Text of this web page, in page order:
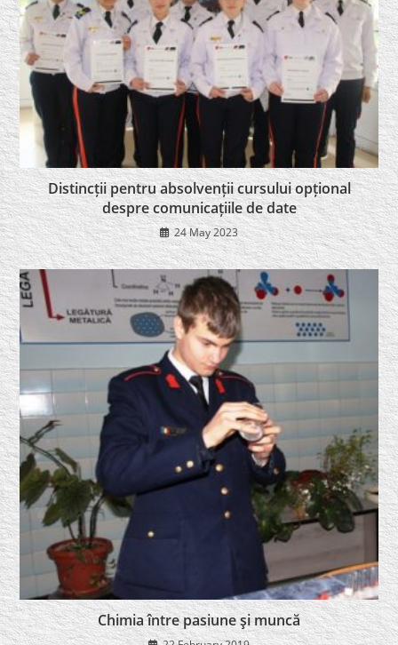
Distincții pentru absolvenții cursului opțional
despre comunicațiile de date
24 May 2023
Chimia între pasiune şi muncă